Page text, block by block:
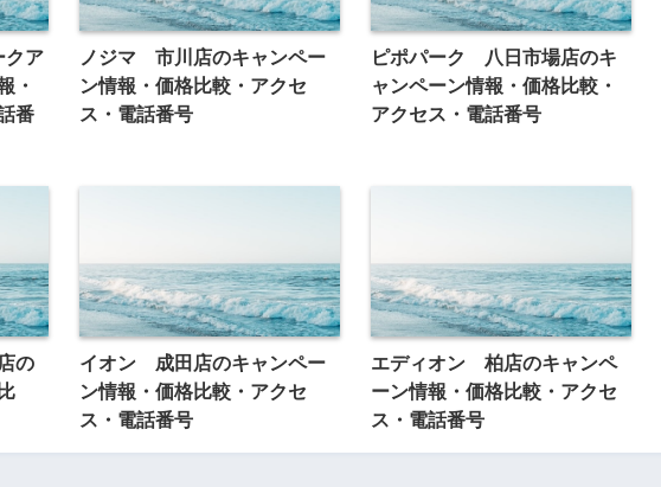
ア
・
番
ノジマ 市川店のキャンペー
ン情報・価格比較・アクセ
ス・電話番号
ピポパーク 八日市場店のキ
ャンペーン情報・価格比較・
アクセス・電話番号
の
イオン 成田店のキャンペー
ン情報・価格比較・アクセ
ス・電話番号
エディオン 柏店のキャンペ
ーン情報・価格比較・アクセ
ス・電話番号